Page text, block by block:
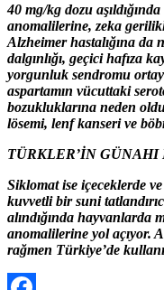
40 mg/kg dozu
anomalilerine, zeka
Alzheimer hastalığına da
dalgınlığı, geçici hafıza
yorgunluk sendromu
aspartamın vücuttaki
bozukluklarına neden
lösemi, lenf kanseri ve
TÜRKLER’İN GÜNAHI
Siklomat ise içeceklerde
kuvvetli bir suni
alındığında hayvanlarda
anomalilerine yol açıyor.
rağmen Türkiye’de